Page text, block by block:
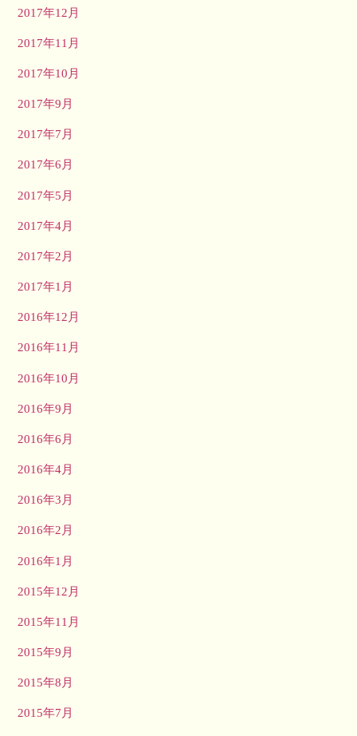
2017年12月
2017年11月
2017年10月
2017年9月
2017年7月
2017年6月
2017年5月
2017年4月
2017年2月
2017年1月
2016年12月
2016年11月
2016年10月
2016年9月
2016年6月
2016年4月
2016年3月
2016年2月
2016年1月
2015年12月
2015年11月
2015年9月
2015年8月
2015年7月